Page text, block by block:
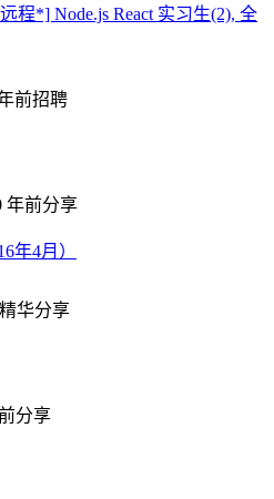
程*] Node.js React 实习生(2), 全
前招聘
年前分享
年4月）
精华分享
分享